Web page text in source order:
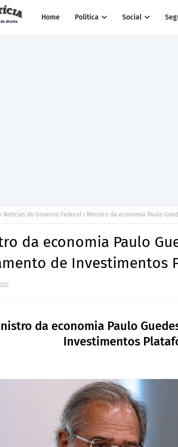
Home Política Social
Notícias do Governo Federal Ministro da economia Paulo
da economia Paulo
de Investimentos
da economia Paulo
Investimentos